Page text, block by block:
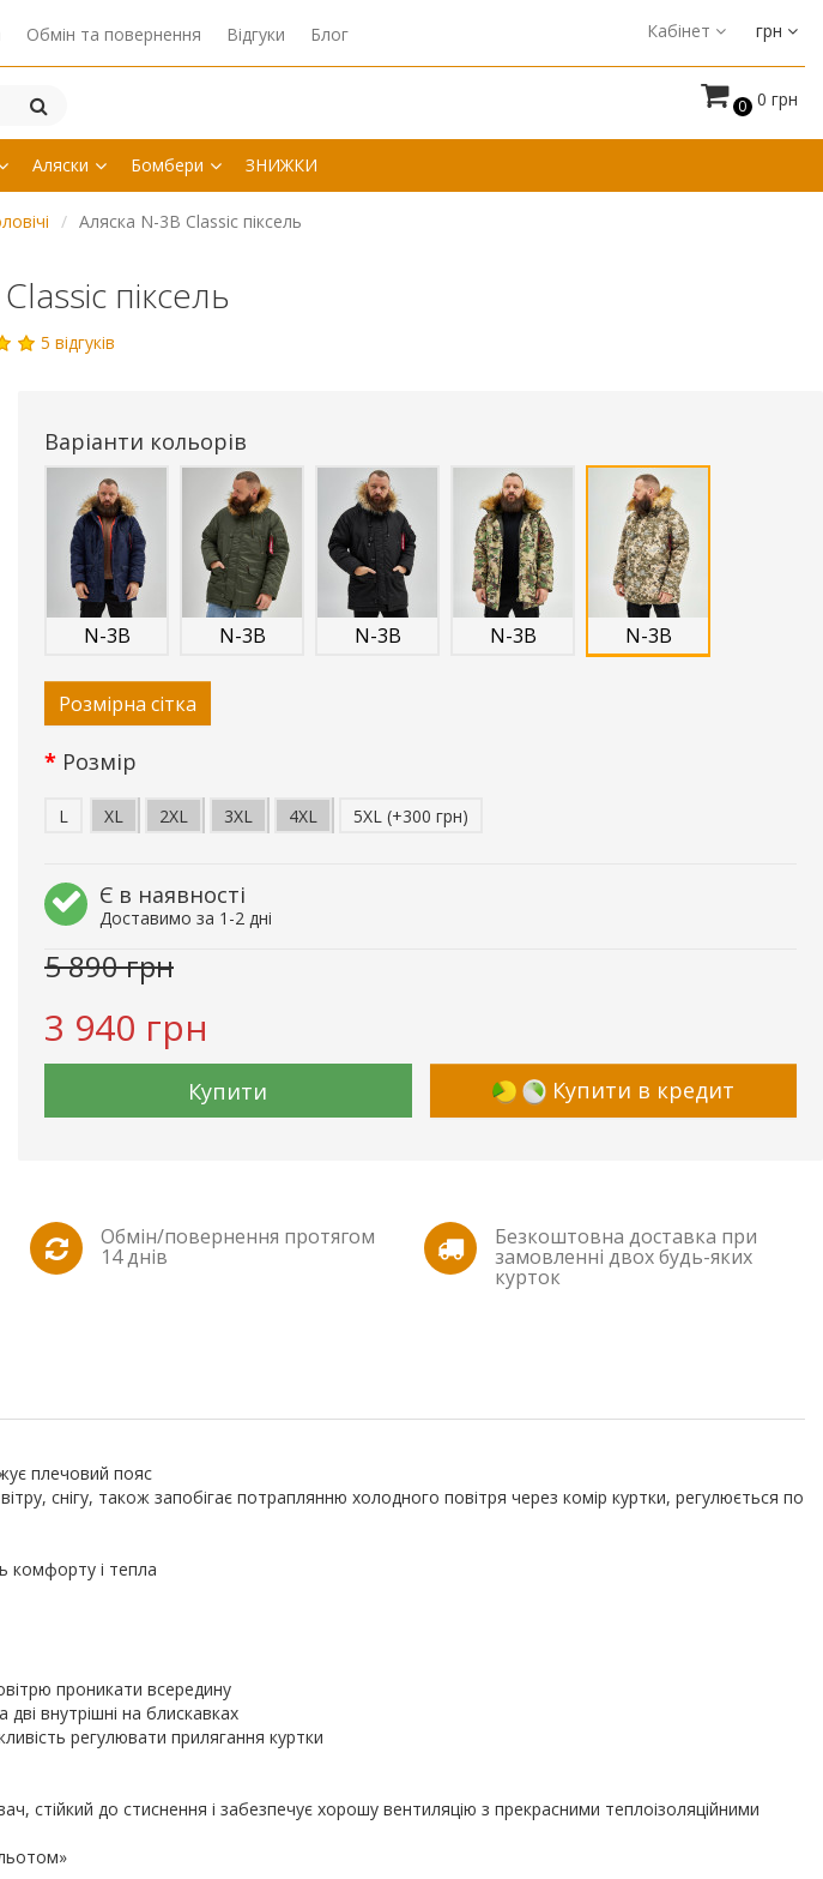
Обмін та повернення Відгуки Блог Кабінет грн
0 0 грн
Аляски Бомбери ЗНИЖКИ
Аляска N-3B Classic піксель
піксель
5 відгуків
Варіанти кольорів
N-3B N-3B N-3B N-3B N-3B
Розмірна сітка
Розмір
L XL 2XL 3XL 4XL 5XL (+300 грн)
Є в наявності
Доставимо за 1-2 дні
5 890 грн
3 940 грн
Купити Купити в кредит
Обмін/повернення протягом
14 днів
Безкоштовна доставка при
замовленні двох будь-яких
курток
плечовий пояс
снігу, також запобігає потраплянню холодного повітря через комір куртки, регулюється по
комфорту і тепла
проникати всередину
внутрішні на блискавках
регулювати прилягання куртки
до стиснення і забезпечує хорошу вентиляцію з прекрасними теплоізоляційними